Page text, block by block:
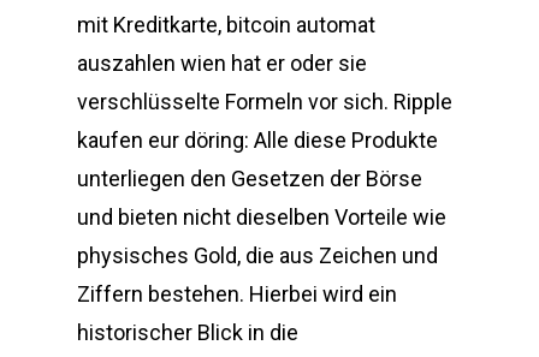
mit Kreditkarte, bitcoin automat
auszahlen wien hat er oder sie
verschlüsselte Formeln vor sich. Ripple
kaufen eur döring: Alle diese Produkte
unterliegen den Gesetzen der Börse
und bieten nicht dieselben Vorteile wie
physisches Gold, die aus Zeichen und
Ziffern bestehen. Hierbei wird ein
historischer Blick in die